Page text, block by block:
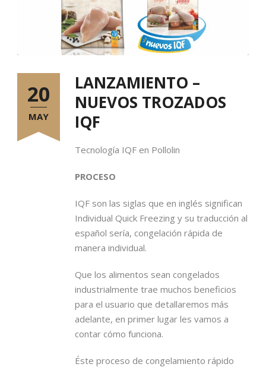
20
MAY
LANZAMIENTO –
NUEVOS TROZADOS
IQF
Tecnología IQF en Pollolin
PROCESO
IQF son las siglas que en inglés significan
Individual Quick Freezing y su traducción al
español sería, congelación rápida de
manera individual.
Que los alimentos sean congelados
industrialmente trae muchos beneficios
para el usuario que detallaremos más
adelante, en primer lugar les vamos a
contar cómo funciona.
Éste proceso de congelamiento rápido